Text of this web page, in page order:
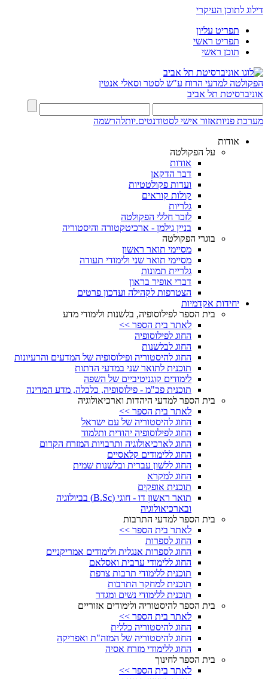
דילוג לתוכן העיקרי
תפריט עליון
תפריט ראשי
תוכן ראשי
הפקולטה למדעי הרוח ע"ש לסטר וסאלי אנטין
אוניברסיטת תל אביב
מערכת פניותאזור אישי לסטודנטים.יותלהרשמה
אודות
על הפקולטה
אודות
דבר הדקאן
ועדות פקולטטיות
קולות קוראים
גלריות
לזכר חללי הפקולטה
בניין גילמן - ארכיטקטורה והיסטוריה
בוגרי הפקולטה
מסיימי תואר ראשון
מסיימי תואר שני ולימודי תעודה
גלריית תמונות
דברי אופיר בראון
הצטרפות לקהילה ועדכון פרטים
יחידות אקדמיות
בית הספר לפילוסופיה, בלשנות ולימודי מדע
לאתר בית הספר >>
החוג לפילוסופיה
החוג לבלשנות
החוג להיסטוריה ופילוסופיה של המדעים והרעיונות
תוכנית לתואר שני במדעי הדתות
לימודים קוגניטיביים של השפה
תוכנית פכ"מ - פילוסופיה, כלכלה, מדע המדינה
בית הספר למדעי היהדות וארכיאולוגיה
לאתר בית הספר >>
החוג להיסטוריה של עם ישראל
החוג לפילוסופיה יהודית ותלמוד
החוג לארכיאולוגיה ותרבויות המזרח הקדום
החוג ללימודים קלאסיים
החוג ללשון עברית ובלשנות שמית
החוג למקרא
תוכנית אופקים
תואר ראשון דו - חוגי (B.Sc) בביולוגיה
ובארכיאולוגיה
בית הספר למדעי התרבות
לאתר בית הספר >>
החוג לספרות
החוג לספרות אנגלית ולימודים אמריקניים
החוג ללימודי ערבית ואסלאם
תוכנית ללימודי תרבות צרפת
תוכנית למחקר התרבות
תוכנית ללימודי נשים ומגדר
בית הספר להיסטוריה ולימודים אזוריים
לאתר בית הספר >>
החוג להיסטוריה כללית
החוג להיסטוריה של המזה"ת ואפריקה
החוג ללימודי מזרח אסיה
בית הספר לחינוך
לאתר בית הספר >>